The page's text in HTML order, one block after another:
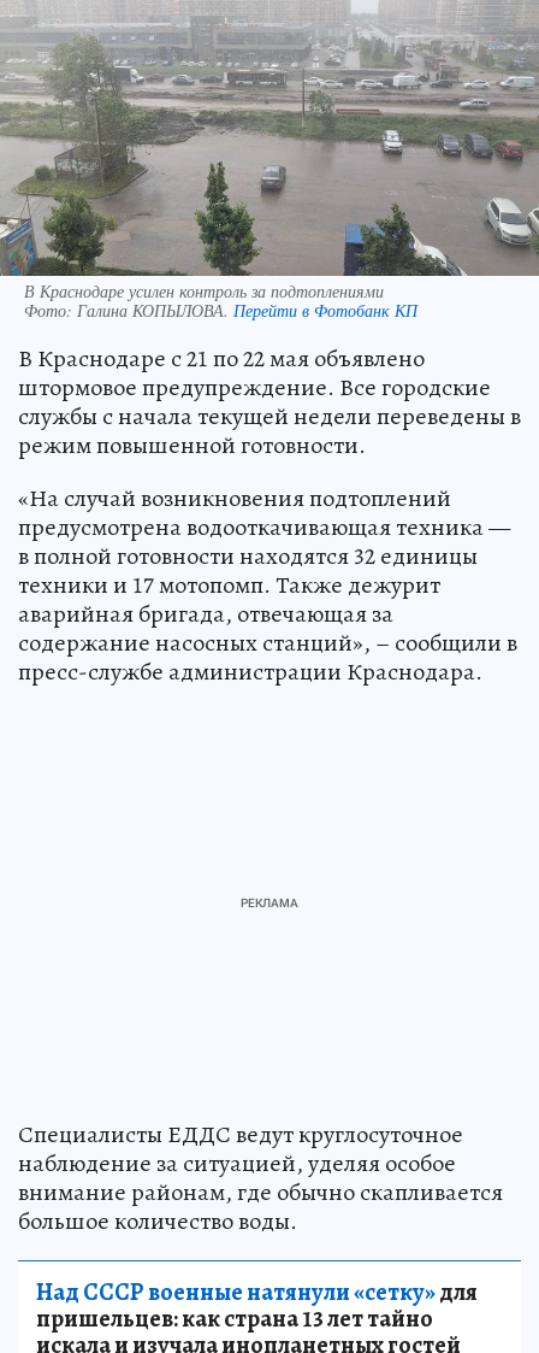
В Краснодаре усилен контроль за подтоплениями
Фото: Галина КОПЫЛОВА. Перейти в Фотобанк КП
В Краснодаре с 21 по 22 мая объявлено
штормовое предупреждение. Все городские
службы с начала текущей недели переведены в
режим повышенной готовности.
«На случай возникновения подтоплений
предусмотрена водооткачивающая техника —
в полной готовности находятся 32 единицы
техники и 17 мотопомп. Также дежурит
аварийная бригада, отвечающая за
содержание насосных станций», – сообщили в
пресс-службе администрации Краснодара.
Специалисты ЕДДС ведут круглосуточное
наблюдение за ситуацией, уделяя особое
внимание районам, где обычно скапливается
большое количество воды.
Над СССР военные натянули «сетку»для
пришельцев: как страна 13 лет тайно
искала и изучала инопланетных гостей